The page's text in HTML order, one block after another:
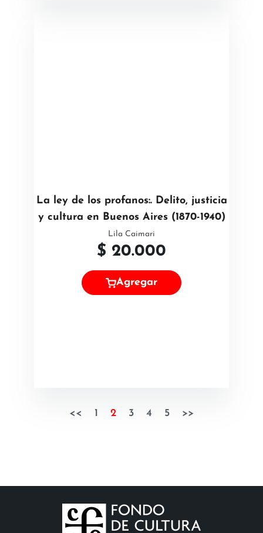
La ley de los profanos:. Delito, justicia
y cultura en Buenos Aires (1870-1940)
Lila Caimari
$ 20.000
Agregar
<< 1 2 3 4 5 >>